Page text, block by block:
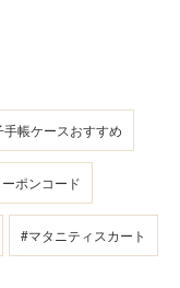
手帳ケースおすすめ
ポンコード
#マタニティスカート